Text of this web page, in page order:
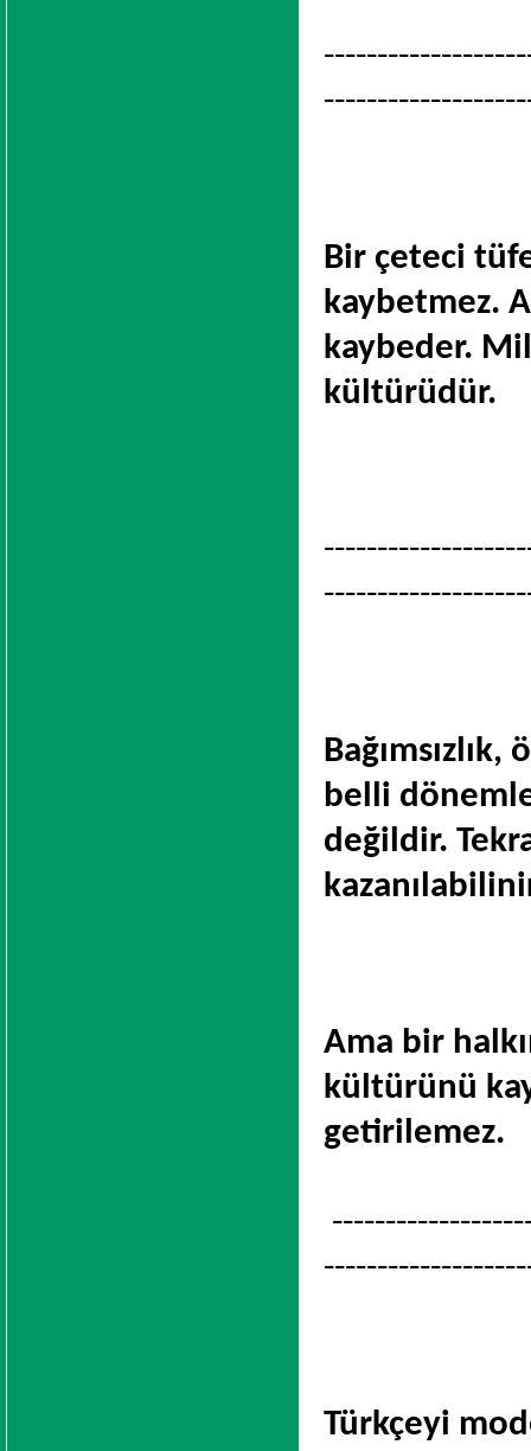
Bir çeteci
kaybetmez.
kaybeder.
kültürüdür.
belli
değildir.
Ama bir
kültürünü
getirilemez.
Türkçeyi